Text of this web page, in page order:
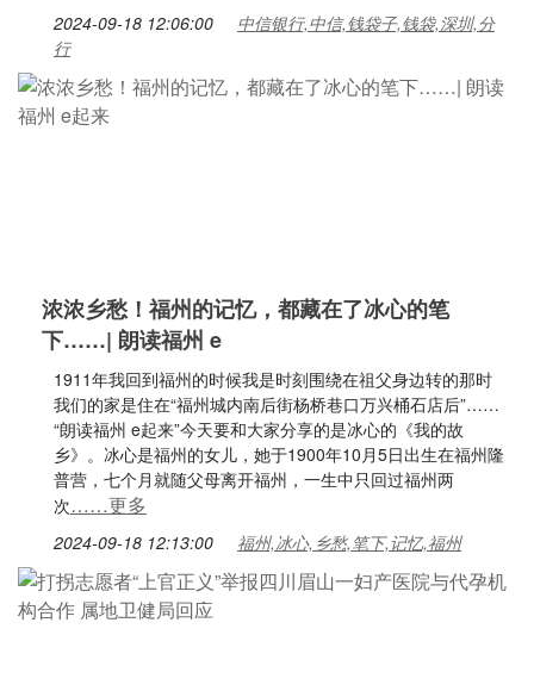
2024-09-18 12:06:00
中信银行,中信,钱袋子,钱袋,深圳,分
行
浓浓乡愁！福州的记忆，都藏在了冰心的笔
下……| 朗读福州 e
1911年我回到福州的时候我是时刻围绕在祖父身边转的那时
我们的家是住在“福州城内南后街杨桥巷口万兴桶石店后”……
“朗读福州 e起来”今天要和大家分享的是冰心的《我的故
乡》。冰心是福州的女儿，她于1900年10月5日出生在福州隆
普营，七个月就随父母离开福州，一生中只回过福州两
次……更多
2024-09-18 12:13:00 福州,冰心,乡愁,笔下,记忆,福州